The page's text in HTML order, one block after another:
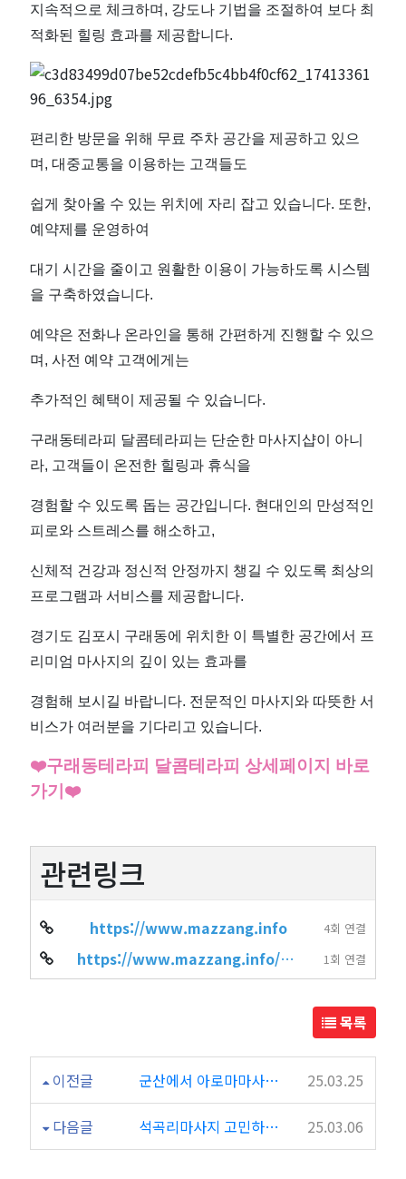
지속적으로 체크하며, 강도나 기법을 조절하여 보다 최
적화된 힐링 효과를 제공합니다.
편리한 방문을 위해 무료 주차 공간을 제공하고 있으
며, 대중교통을 이용하는 고객들도
쉽게 찾아올 수 있는 위치에 자리 잡고 있습니다. 또한,
예약제를 운영하여
대기 시간을 줄이고 원활한 이용이 가능하도록 시스템
을 구축하였습니다.
예약은 전화나 온라인을 통해 간편하게 진행할 수 있으
며, 사전 예약 고객에게는
추가적인 혜택이 제공될 수 있습니다.
구래동테라피 달콤테라피는 단순한 마사지샵이 아니
라, 고객들이 온전한 힐링과 휴식을
경험할 수 있도록 돕는 공간입니다. 현대인의 만성적인
피로와 스트레스를 해소하고,
신체적 건강과 정신적 안정까지 챙길 수 있도록 최상의
프로그램과 서비스를 제공합니다.
경기도 김포시 구래동에 위치한 이 특별한 공간에서 프
리미엄 마사지의 깊이 있는 효과를
경험해 보시길 바랍니다. 전문적인 마사지와 따뜻한 서
비스가 여러분을 기다리고 있습니다.
❤️구래동테라피 달콤테라피 상세페이지 바로
가기❤️
관련링크
https://www.mazzang.info 4회 연결
https://www.mazzang.info/hot_place.php?sido=%EA%B2%BD%EA%B8%B0&gugun=%… 1회 연결
목록
이전글 군산에서 아로마마사지 잘하기로 소문난 더산수아로마 25.03.25
다음글 석곡리마사지 고민하지말고 할인하는 썸타이로! 25.03.06